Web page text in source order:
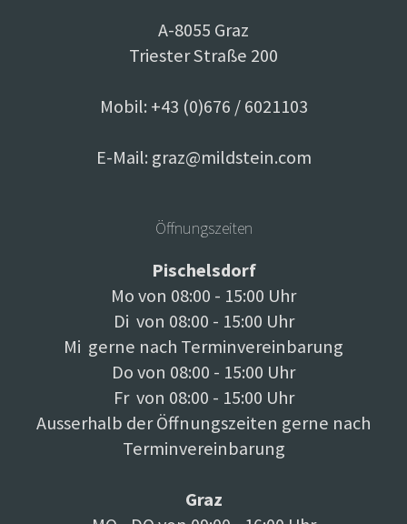
A-8055 Graz
Triester Straße 200
Mobil: +43 (0)676 / 6021103
E-Mail: graz@mildstein.com
Öffnungszeiten
Pischelsdorf
Mo von 08:00 - 15:00 Uhr
Di von 08:00 - 15:00 Uhr
Mi gerne nach Terminvereinbarung
Do von 08:00 - 15:00 Uhr
Fr von 08:00 - 15:00 Uhr
Ausserhalb der Öffnungszeiten gerne nach
Terminvereinbarung
Graz